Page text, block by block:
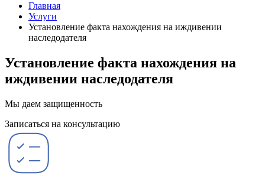
Главная
Услуги
Установление факта нахождения на иждивении
наследодателя
Установление факта нахождения на
иждивении наследодателя
Мы даем защищенность
Записаться на консультацию